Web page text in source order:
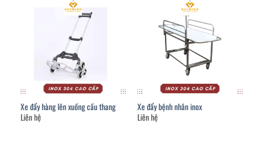
Xe đẩy hàng lên xuống cầu thang
Liên hệ
Xe đẩy bệnh nhân inox
Liên hệ